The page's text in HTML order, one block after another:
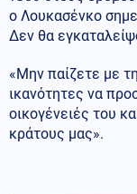
ο Λουκασένκο
Δεν θα
«Μην παίζετε με
ικανότητες να
οικογένειές του
κράτους μας».